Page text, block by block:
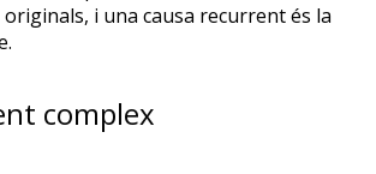
i una causa recurrent és la
complex